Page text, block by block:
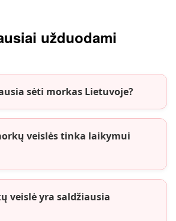
užduodami
sėti morkas Lietuvoje?
veislės tinka laikymui
veislė yra saldžiausia